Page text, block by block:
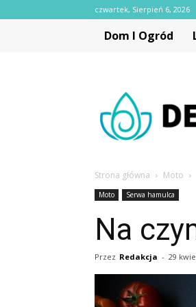
czwartek, Sierpień 6, 2026
Dom I Ogród
Strona główna Moto
Moto Serwa hamulca
Na
Przez Redakcja - 29